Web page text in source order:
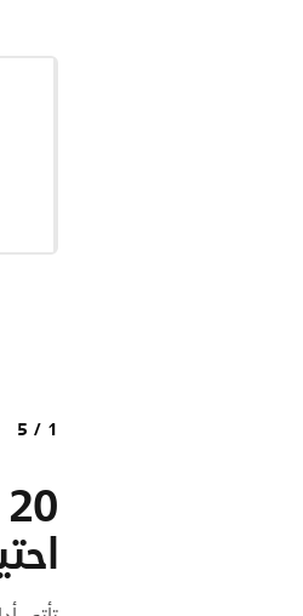
1
/
5